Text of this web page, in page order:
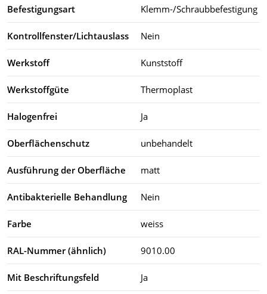
Befestigungsart Klemm-/Schraubbefestigung
Kontrollfenster/Lichtauslass Nein
Werkstoff Kunststoff
Werkstoffgüte Thermoplast
Halogenfrei Ja
Oberflächenschutz unbehandelt
Ausführung der Oberfläche matt
Antibakterielle Behandlung Nein
Farbe weiss
RAL-Nummer (ähnlich) 9010.00
Mit Beschriftungsfeld Ja